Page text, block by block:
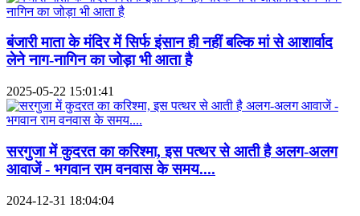
बंजारी माता के मंदिर में सिर्फ इंसान ही नहीं बल्कि मां से आशार्वाद
लेने नाग-नागिन का जोड़ा भी आता है
2025-05-22 15:01:41
सरगुजा में कुदरत का करिश्मा, इस पत्थर से आती है अलग-अलग
आवाजें - भगवान राम वनवास के समय....
2024-12-31 18:04:04